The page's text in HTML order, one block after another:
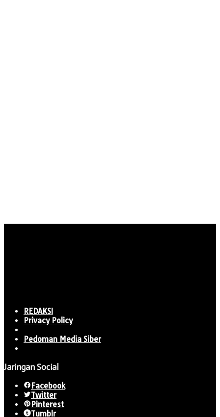
REDAKSI
Privacy Policy
Pedoman Media Siber
Jaringan Social
Facebook
Twitter
Pinterest
Tumblr